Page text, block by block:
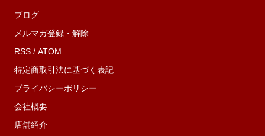
ブログ
メルマガ登録・解除
RSS /ATOM
特定商取引法に基づく表記
プライバシーポリシー
会社概要
店舗紹介